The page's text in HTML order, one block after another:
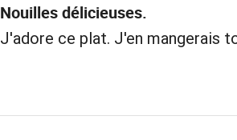
Nouilles délicieuses.
J'adore ce plat. J'en mangerais